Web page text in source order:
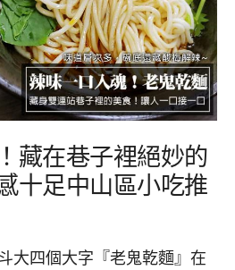
藏在巷子裡絕妙的
十足中山區小吃推
大四個大字『老鬼乾麵』在